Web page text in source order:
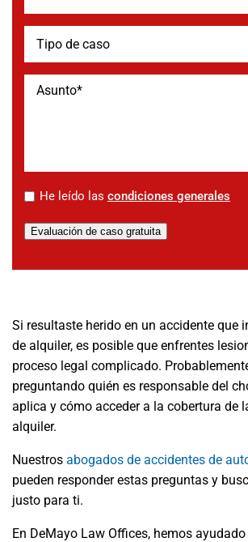
* He leído las condiciones generales
Evaluación de caso gratuita
Si resultaste herido en un accidente que
de alquiler, es posible que enfrentes
proceso legal complicado.
preguntando quién es responsable del
aplica y cómo acceder a la cobertura de
alquiler.
Nuestros abogados de accidentes de
pueden responder estas preguntas y
justo para ti.
En DeMayo Law Offices, hemos